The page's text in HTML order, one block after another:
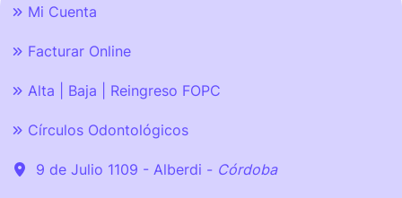
Mi Cuenta
Facturar Online
Alta | Baja | Reingreso FOPC
Círculos Odontológicos
9 de Julio 1109 - Alberdi - Córdoba